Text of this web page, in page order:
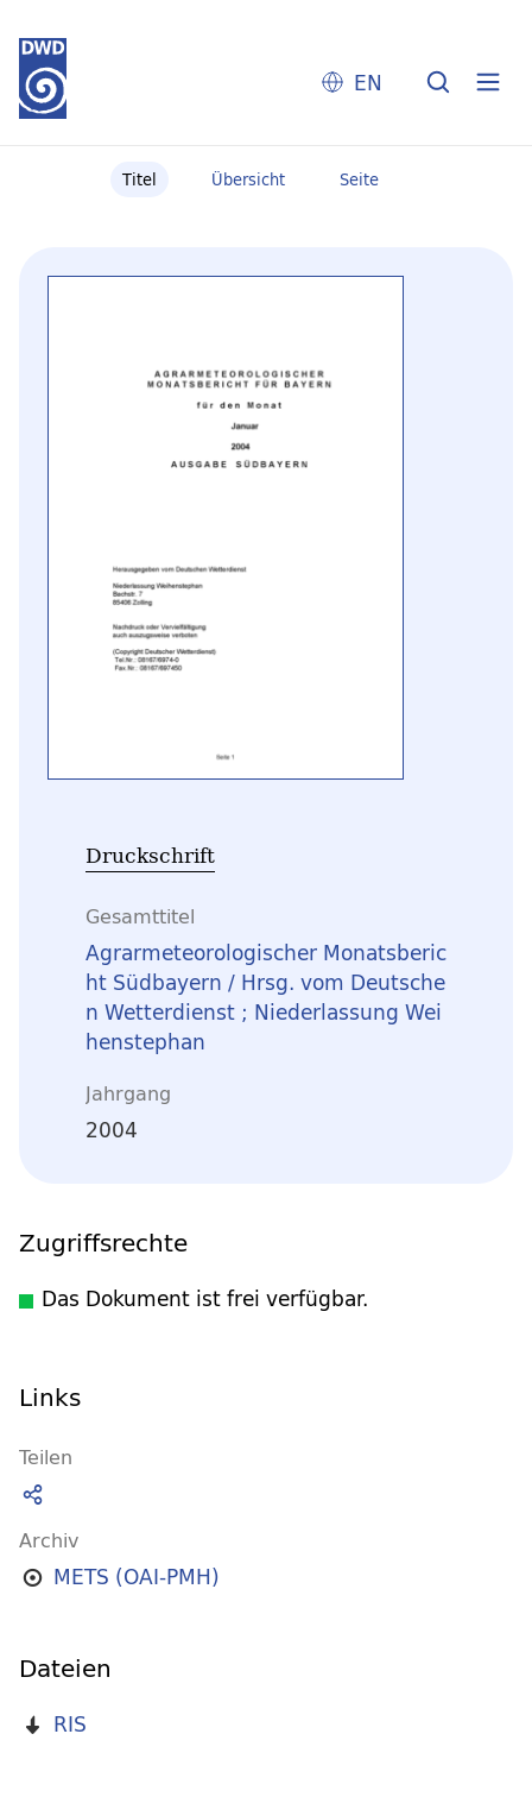
EN
Titel Übersicht Seite
Druckschrift
Gesamttitel
Agrarmeteorologischer Monatsberic
ht Südbayern / Hrsg. vom Deutsche
n Wetterdienst ; Niederlassung Wei
henstephan
Jahrgang
2004
Zugriffsrechte
Das Dokument ist frei verfügbar.
Links
Teilen
Archiv
METS (OAI-PMH)
Dateien
RIS